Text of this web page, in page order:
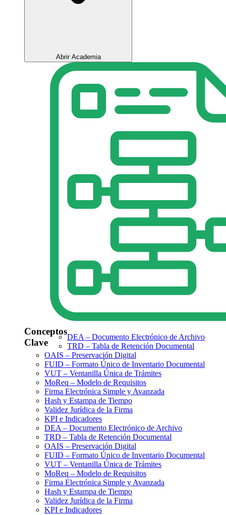
Abrir Academia
Conceptos
Clave
DEA – Documento Electrónico de Archivo
TRD – Tabla de Retención Documental
OAIS – Preservación Digital
FUID – Formato Único de Inventario Documental
VUT – Ventanilla Única de Trámites
MoReq – Modelo de Requisitos
Firma Electrónica Simple y Avanzada
Hash y Estampa de Tiempo
Validez Jurídica de la Firma
KPI e Indicadores
DEA – Documento Electrónico de Archivo
TRD – Tabla de Retención Documental
OAIS – Preservación Digital
FUID – Formato Único de Inventario Documental
VUT – Ventanilla Única de Trámites
MoReq – Modelo de Requisitos
Firma Electrónica Simple y Avanzada
Hash y Estampa de Tiempo
Validez Jurídica de la Firma
KPI e Indicadores